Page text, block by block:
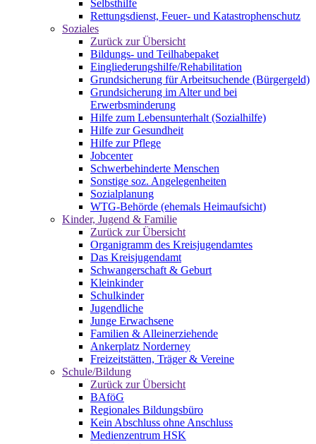
Selbsthilfe
Rettungsdienst, Feuer- und Katastrophenschutz
Soziales
Zurück zur Übersicht
Bildungs- und Teilhabepaket
Eingliederungshilfe/Rehabilitation
Grundsicherung für Arbeitsuchende (Bürgergeld)
Grundsicherung im Alter und bei
Erwerbsminderung
Hilfe zum Lebensunterhalt (Sozialhilfe)
Hilfe zur Gesundheit
Hilfe zur Pflege
Jobcenter
Schwerbehinderte Menschen
Sonstige soz. Angelegenheiten
Sozialplanung
WTG-Behörde (ehemals Heimaufsicht)
Kinder, Jugend & Familie
Zurück zur Übersicht
Organigramm des Kreisjugendamtes
Das Kreisjugendamt
Schwangerschaft & Geburt
Kleinkinder
Schulkinder
Jugendliche
Junge Erwachsene
Familien & Alleinerziehende
Ankerplatz Norderney
Freizeitstätten, Träger & Vereine
Schule/Bildung
Zurück zur Übersicht
BAföG
Regionales Bildungsbüro
Kein Abschluss ohne Anschluss
Medienzentrum HSK